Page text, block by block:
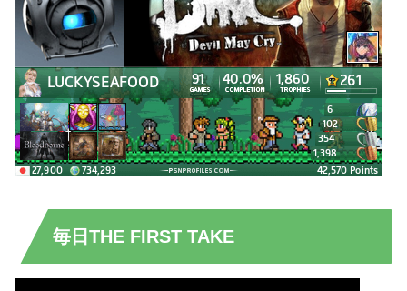
毎日THE FIRST TAKE